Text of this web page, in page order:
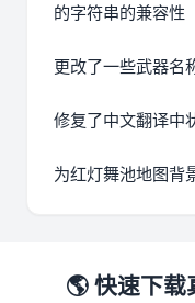
的字符串的兼容性
更改了一些武器名
修复了中文翻译中
为红灯舞池地图背
🌎 快速下载